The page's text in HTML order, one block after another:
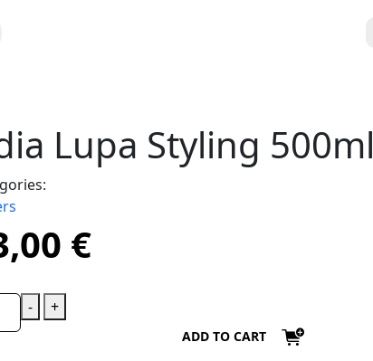
Lupa Styling 500ml
€
- +
ADD TO CART